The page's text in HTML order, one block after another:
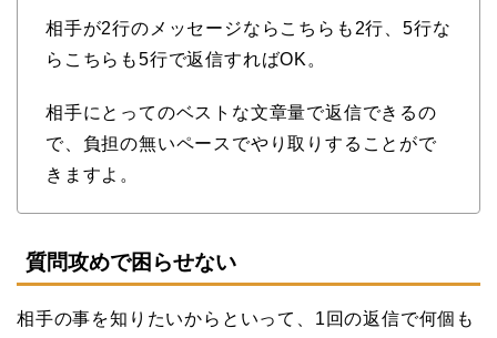
相手が2行のメッセージならこちらも2行、5行な
らこちらも5行で返信すればOK。
相手にとってのベストな文章量で返信できるの
で、負担の無いペースでやり取りすることがで
きますよ。
質問攻めで困らせない
相手の事を知りたいからといって、1回の返信で何個も